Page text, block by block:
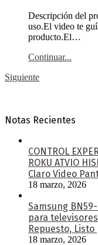
Descripción del
uso.El video te
producto.El…
Continuar...
Siguiente
Notas Recientes
CONTROL
ROKU ATVIO
Claro Video
18 marzo, 2026
Samsung
para
Repuesto,
18 marzo, 2026